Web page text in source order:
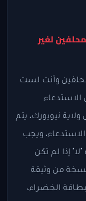
لغير
وأنت لست
الاستدعاء
نيويورك، يتم
ويجب
إذا لم تكن
من وثيقة
الخضراء،